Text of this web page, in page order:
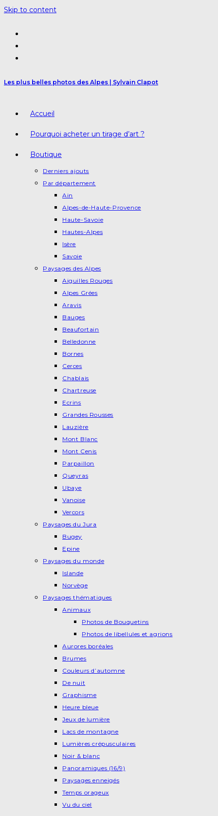
Skip to content
Les plus belles photos des Alpes | Sylvain Clapot
Accueil
Pourquoi acheter un tirage d’art ?
Boutique
Derniers ajouts
Par département
Ain
Alpes-de-Haute-Provence
Haute-Savoie
Hautes-Alpes
Isère
Savoie
Paysages des Alpes
Aiguilles Rouges
Alpes Grées
Aravis
Bauges
Beaufortain
Belledonne
Bornes
Cerces
Chablais
Chartreuse
Ecrins
Grandes Rousses
Lauzière
Mont Blanc
Mont Cenis
Parpaillon
Queyras
Ubaye
Vanoise
Vercors
Paysages du Jura
Bugey
Epine
Paysages du monde
Islande
Norvège
Paysages thématiques
Animaux
Photos de Bouquetins
Photos de libellules et agrions
Aurores boréales
Brumes
Couleurs d’automne
De nuit
Graphisme
Heure bleue
Jeux de lumière
Lacs de montagne
Lumières crépusculaires
Noir & blanc
Panoramiques (16/9)
Paysages enneigés
Temps orageux
Vu du ciel